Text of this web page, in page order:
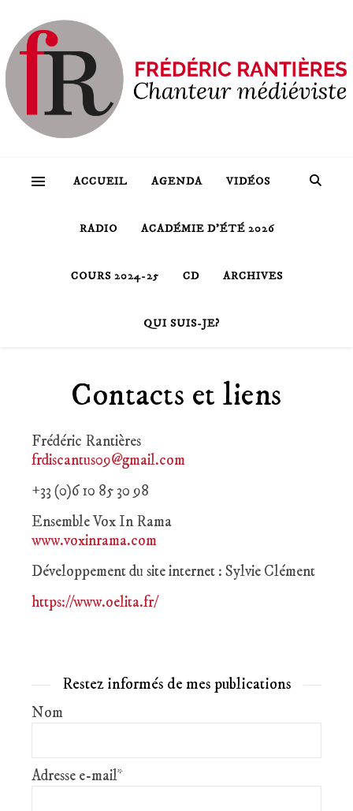
ACCUEIL AGENDA VIDÉOS
RADIO ACADÉMIE D’ÉTÉ 2026
COURS 2024-25 CD ARCHIVES
QUI SUIS-JE?
Contacts et liens
Frédéric Rantières
frdiscantus09@gmail.com
+33 (0)6 10 85 30 98
Ensemble Vox In Rama
www.voxinrama.com
Développement du site internet : Sylvie Clément
https://www.oelita.fr/
Restez informés de mes publications
Nom
Adresse e-mail*